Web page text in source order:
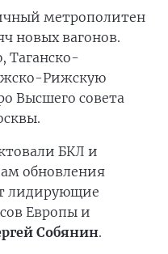
метрополитен
новых вагонов.
Таганско-
Рижскую
Высшего совета
БКЛ и
обновления
лидирующие
Европы и
Собянин.